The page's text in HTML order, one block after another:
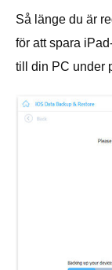
Så länge du är
för att spara
till din PC under